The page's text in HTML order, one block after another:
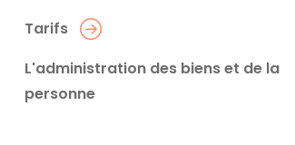
Tarifs
L'administration des biens et de la
personne